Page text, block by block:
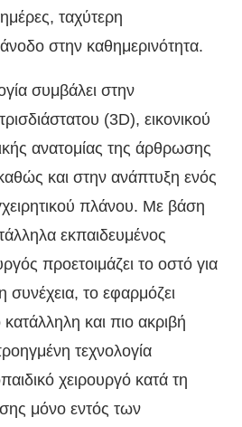
ταχύτερη
στην καθημερινότητα.
συμβάλει στην
(3D), εικονικού
ανατομίας της άρθρωσης
και στην ανάπτυξη ενός
πλάνου. Με βάση
εκπαιδευμένος
προετοιμάζει το οστό για
συνέχεια, το εφαρμόζει
και πιο ακριβή
τεχνολογία
χειρουργό κατά τη
μόνο εντός των